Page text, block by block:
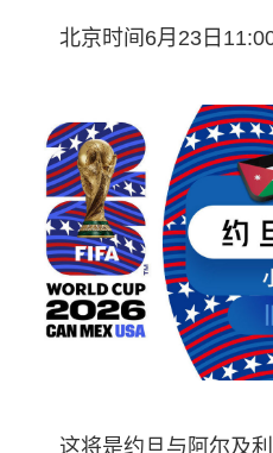
北京时间6月23日
这将是约旦与阿尔及